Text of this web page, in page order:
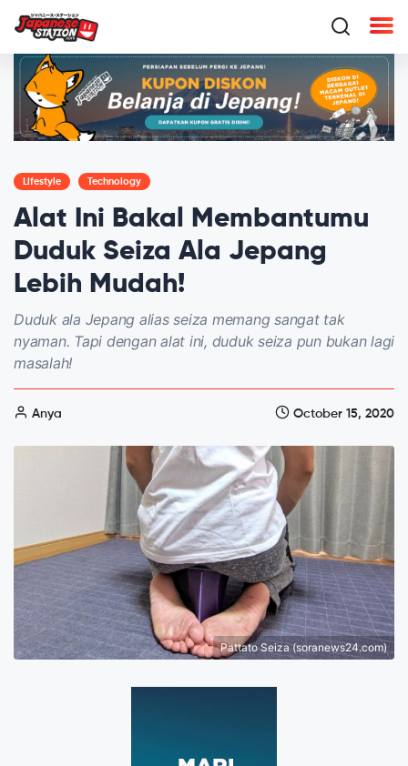
Lifestyle Technology
Alat Ini Bakal Membantumu
Duduk Seiza Ala Jepang
Lebih Mudah!
Duduk ala Jepang alias seiza memang sangat tak
nyaman. Tapi dengan alat ini, duduk seiza pun bukan lagi
masalah!
Anya October 15, 2020
Pattato Seiza (soranews24.com)